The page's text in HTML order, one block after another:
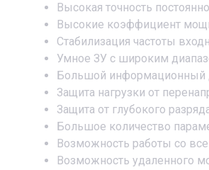
Высокая точность
Высокие коэффициент
Стабилизация частоты
Умное ЗУ с широким
Большой информационный
Защита нагрузки от
Защита от глубокого
Большое количество
Возможность работы со
Возможность удаленного